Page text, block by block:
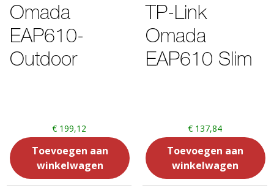
Omada
EAP610-
Outdoor
€ 199,12
Toevoegen aan
winkelwagen
TP-Link
Omada
EAP610 Slim
€137,84
Toevoegen aan
winkelwagen